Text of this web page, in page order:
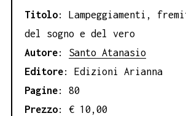
Atanasio
quantità
Titolo: Lampeggiamenti,
del sogno e del vero
Autore: Santo Atanasio
Editore: Edizioni Arianna
Pagine: 80
Prezzo: € 10,00